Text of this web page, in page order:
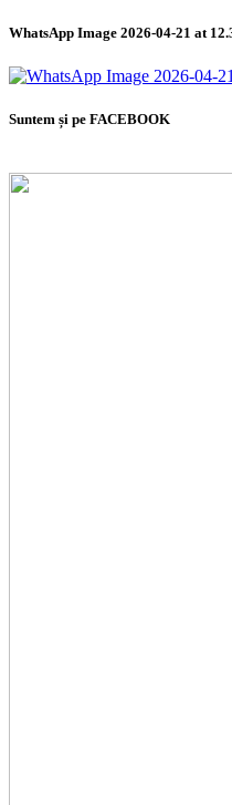
WhatsApp Image 2026-04-21 at
Suntem și pe FACEBOOK